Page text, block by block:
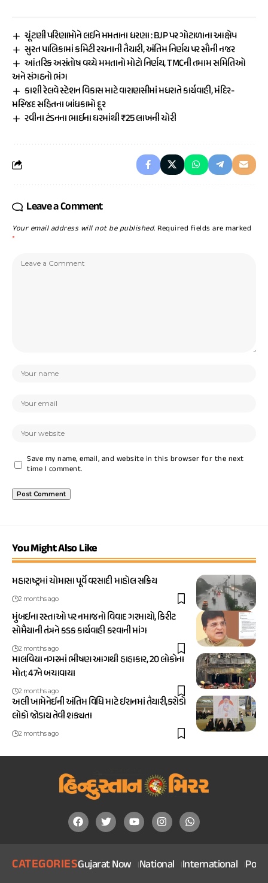
ચૂંટણી પરિણામોને લઈને મમતાના ધરણા : BJP પર ગોટાળાના આક્ષેપ
સુરત પાલિકામાં કમિટી રચનાની તૈયારી, અંતિમ નિર્ણય પર સૌની નજર
આંતરિક અસંતોષ વચ્ચે મમતાનો મોટો નિર્ણય, TMCની તમામ સમિતિઓ
અને સંગઠનો ભંગ
કાશી રેલવે સ્ટેશન વિકાસ માટે વારાણસીમાં મધરાતે કાર્યવાહી, મંદિર-
મસ્જિદ સહિતના બાંધકામો દૂર
રવીના ટંડનના ભાઈના ઘરમાંથી ₹25 લાખની ચોરી
Leave a Comment
Your email address will not be published. Required fields are marked
*
Save my name, email, and website in this browser for the next
time I comment.
You Might Also Like
મહારાષ્ટ્રમાં ચોમાસા પૂર્વે વરસાદી માહોલ સક્રિય
2 months ago
મુંબઈના રસ્તાઓ પર નમાજનો વિવાદ ગરમાયો, કિરીટ
સોમૈયાની તંત્રને કડક કાર્યવાહી કરવાની માંગ
2 months ago
માલવિયા નગરમાં ભીષણ આગથી હાહાકાર, 20 લોકોના
મોત; 47ને બચાવાયા
2 months ago
અલી ખામેનેઈની અંતિમ વિધિ માટે ઈરાનમાં તૈયારી,કરોડો
લોકો જોડાય તેવી શક્યતા
2 months ago
CATEGORIESGujarat Now National International